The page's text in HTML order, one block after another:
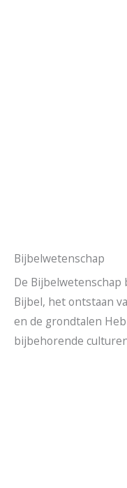
Bijbelwetenschap
De
Bijbel, het ontstaan
en de grondtalen
bijbehorende